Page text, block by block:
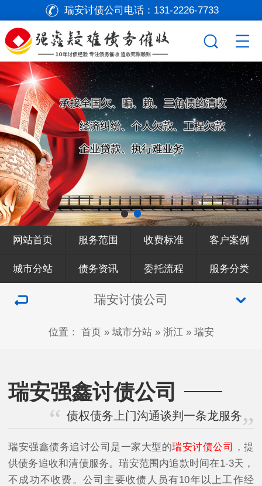
瑞安讨债公司电话： 131-2226-7733
网站首页 服务范围 收费标准 客户案例
城市分站 债务资讯 委托流程 服务分类
瑞安讨债公司
位置： 首页» 城市分站» 浙江» 瑞安
瑞安强鑫讨债公司
债权债务上门沟通谈判一条龙服务
瑞安强鑫债务追讨公司是一家大型的瑞安讨债公司
，提
供债务追收和清债服务。瑞安范围内追款时间在1-3天，
不成功不收费。公司主要收债人员有10年以上工作经